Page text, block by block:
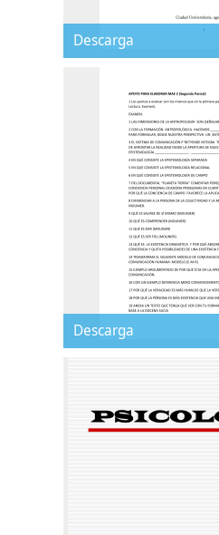
Descarga
Descarga